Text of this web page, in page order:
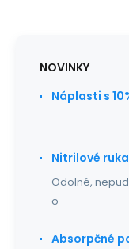
NOVINKY
Náplasti s
Nitrilové
Odolné,
o
Absorpčné